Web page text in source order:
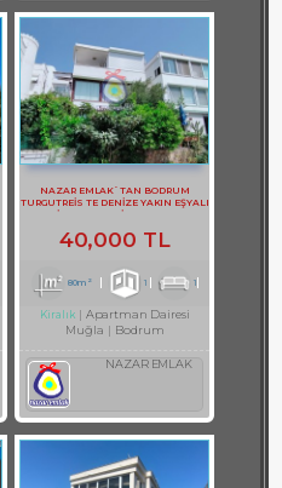
NAZAR EMLAK`TAN BODRUM
TURGUTREİS TE DENİZE YAKIN EŞYALI
KİRALIK 1+1 DAİRE REF-2983
40,000 TL
80m² 1 1
Kiralık
Apartman Dairesi
Muğla
Bodrum
NAZAR EMLAK